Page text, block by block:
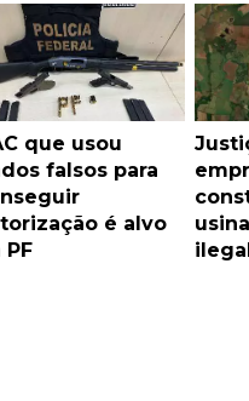
que usou
falsos para
é alvo
PF